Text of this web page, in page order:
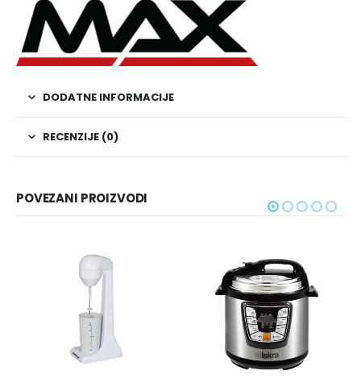
DODATNE INFORMACIJE
RECENZIJE (0)
POVEZANI PROIZVODI